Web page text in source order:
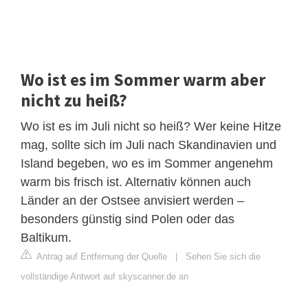
Wo ist es im Sommer warm aber
nicht zu heiß?
Wo ist es im Juli nicht so heiß? Wer keine Hitze
mag, sollte sich im Juli nach Skandinavien und
Island begeben, wo es im Sommer angenehm
warm bis frisch ist. Alternativ können auch
Länder an der Ostsee anvisiert werden –
besonders günstig sind Polen oder das
Baltikum.
Antrag auf Entfernung der Quelle
Sehen Sie sich die
vollständige Antwort auf skyscanner.de an